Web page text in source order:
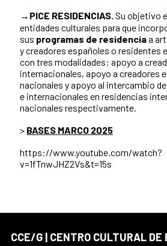
→PICE RESIDENCIAS. Su objetivo
entidades culturales para que
sus programas de residenciaa
y creadores españoles o residentes
con tres modalidades: apoyo a
internacionales, apoyo a creadores
nacionales y apoyo al intercambio
e internacionales en residencias
nacionales respectivamente.
> BASES MARCO 2025
https://www.youtube.com/watch?
v=1fTnwJHZ2Vs&t=15s
CCE/G | CENTRO CULTURAL DE